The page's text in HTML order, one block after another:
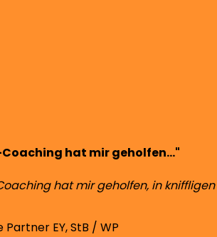
hat mir geholfen..."
hat mir geholfen, in
Partner EY, StB / WP